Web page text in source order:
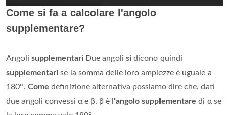
Come si fa a calcolare l'angolo
supplementare?
Angoli supplementari Due angoli si dicono quindi
supplementari se la somma delle loro ampiezze è uguale a
180°. Come definizione alternativa possiamo dire che, dati
due angoli convessi α e β, β è l'angolo supplementare di α se